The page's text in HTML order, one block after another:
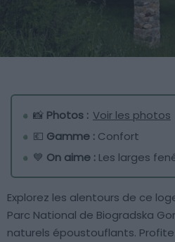
📸 Photos : Voir les photos
💶 Gamme : Confort
💙 On aime : Les larges
Explorez les alentours de ce
Parc National de Biogradska
naturels époustouflants.